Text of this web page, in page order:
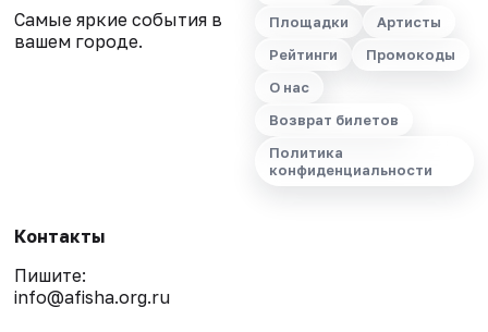
Самые яркие события в
вашем городе.
Площадки
Артисты
Рейтинги
Промокоды
О нас
Возврат билетов
Политика
конфиденциальности
Контакты
Пишите:
info@afisha.org.ru